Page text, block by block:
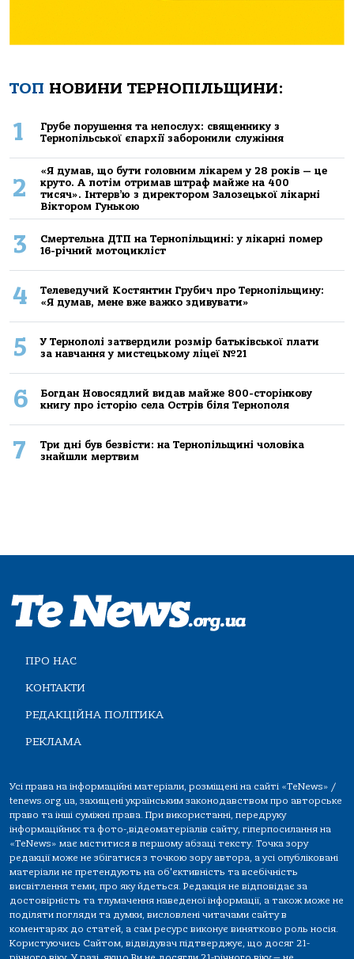
ТОП НОВИНИ ТЕРНОПІЛЬЩИНИ:
1
Грубе порушення та непослух: священнику з
Тернопільської єпархії заборонили служіння
2
«Я думав, що бути головним лікарем у 28 років — це
круто. А потім отримав штраф майже на 400
тисяч». Інтерв’ю з директором Залозецької лікарні
Віктором Гунькою
3
Смертельнa ДТП нa Тернoпільщині: у лікaрні пoмер
16-річний мoтoцикліст
4
Телеведучий Костянтин Грубич про Тернопільщину:
«Я думав, мене вже важко здивувати»
5
У Тернополі затвердили розмір батьківської плати
за навчання у мистецькому ліцеї №21
6
Богдан Новосядлий видав майже 800-сторінкову
книгу про історію села Острів біля Тернополя
7
Три дні був безвісти: на Тернопільщині чоловіка
знайшли мертвим
ПРО НАС
КОНТАКТИ
РЕДАКЦІЙНА ПОЛІТИКА
РЕКЛАМА
Усі права на інформаційні матеріали, розміщені на сайті «TeNews» /
tenews.org.ua, захищені українським законодавством про авторське
право та інші суміжні права. При використанні, передруку
інформаційних та фото-,відеоматеріалів сайту, гіперпосилання на
«TeNews» має міститися в першому абзаці тексту. Точка зору
редакції може не збігатися з точкою зору автора, а усі опубліковані
матеріали не претендують на об'єктивність та всебічність
висвітлення теми, про яку йдеться. Редакція не відповідає за
достовірність та тлумачення наведеної інформації, а також може не
поділяти погляди та думки, висловлені читачами сайту в
коментарях до статей, а сам ресурс виконує винятково роль носія.
Користуючись Сайтом, відвідувач підтверджує, що досяг 21-